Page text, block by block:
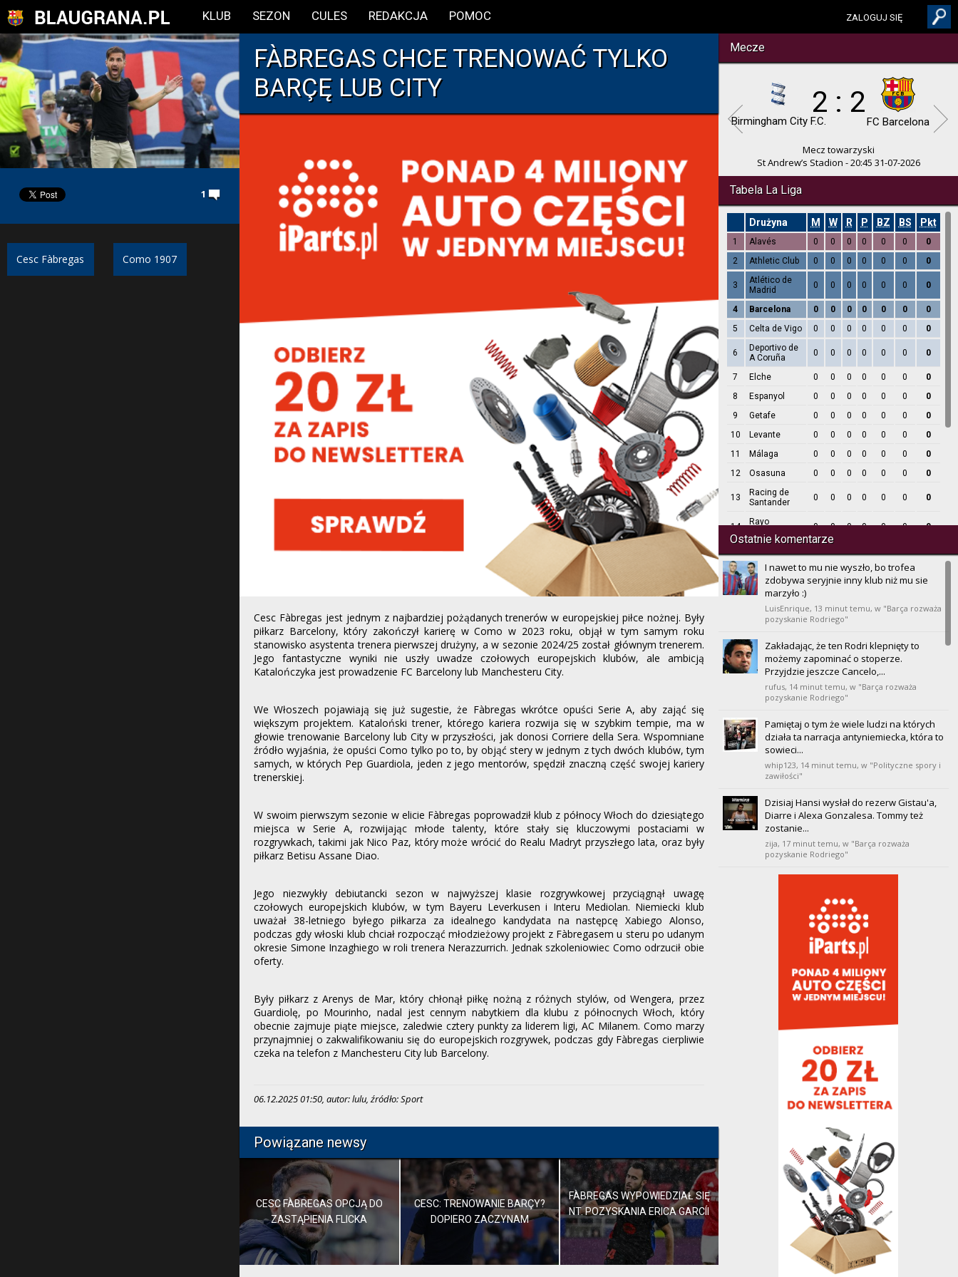
KLUB SEZON CULES REDAKCJA POMOC ZALOGUJ SIĘ
1
Cesc Fàbregas Como 1907
FÀBREGAS CHCE TRENOWAĆ TYLKO
BARÇĘ LUB CITY
Cesc Fàbregas jest jednym z najbardziej pożądanych trenerów w europejskiej piłce nożnej. Były
piłkarz Barcelony, który zakończył karierę w Como w 2023 roku, objął w tym samym roku
stanowisko asystenta trenera pierwszej drużyny, a w sezonie 2024/25 został głównym trenerem.
Jego fantastyczne wyniki nie uszły uwadze czołowych europejskich klubów, ale ambicją
Katalończyka jest prowadzenie FC Barcelony lub Manchesteru City.
We Włoszech pojawiają się już sugestie, że Fàbregas wkrótce opuści Serie A, aby zająć się
większym projektem. Kataloński trener, którego kariera rozwija się w szybkim tempie, ma w
głowie trenowanie Barcelony lub City w przyszłości, jak donosi Corriere della Sera. Wspomniane
źródło wyjaśnia, że ​​opuści Como tylko po to, by objąć stery w jednym z tych dwóch klubów, tym
samych, w których Pep Guardiola, jeden z jego mentorów, spędził znaczną część swojej kariery
trenerskiej.
W swoim pierwszym sezonie w elicie Fàbregas poprowadził klub z północy Włoch do dziesiątego
miejsca w Serie A, rozwijając młode talenty, które stały się kluczowymi postaciami w
rozgrywkach, takimi jak Nico Paz, który może wrócić do Realu Madryt przyszłego lata, oraz były
piłkarz Betisu Assane Diao.
Jego niezwykły debiutancki sezon w najwyższej klasie rozgrywkowej przyciągnął uwagę
czołowych europejskich klubów, w tym Bayeru Leverkusen i Interu Mediolan. Niemiecki klub
uważał 38-letniego byłego piłkarza za idealnego kandydata na następcę Xabiego Alonso,
podczas gdy włoski klub chciał rozpocząć młodzieżowy projekt z Fàbregasem u steru po udanym
okresie Simone Inzaghiego w roli trenera Nerazzurrich. Jednak szkoleniowiec Como odrzucił obie
oferty.
Były piłkarz z Arenys de Mar, który chłonął piłkę nożną z różnych stylów, od Wengera, przez
Guardiolę, po Mourinho, nadal jest cennym nabytkiem dla klubu z północnych Włoch, który
obecnie zajmuje piąte miejsce, zaledwie cztery punkty za liderem ligi, AC Milanem. Como marzy
przynajmniej o zakwalifikowaniu się do europejskich rozgrywek, podczas gdy Fàbregas cierpliwie
czeka na telefon z Manchesteru City lub Barcelony.
06.12.2025 01:50, autor: lulu, źródło: Sport
Powiązane newsy
CESC FÀBREGAS OPCJĄ DO
ZASTĄPIENIA FLICKA
CESC: TRENOWANIE BARÇY?
DOPIERO ZACZYNAM
FÀBREGAS WYPOWIEDZIAŁ SIĘ
NT. POZYSKANIA ERICA GARCÍI
Mecze
Birmingham City F.C. FC Barcelona
2 : 2
Mecz towarzyski
St Andrew’s Stadion - 20:45 31-07-2026
Tabela La Liga
Drużyna M W R P BZ BS Pkt
1 Alavés 0 0 0 0 0 0
0
2
Athletic Club 0 0 0 0 0 0 0
3
Atlético de
Madrid
0 0 0 0 0 0 0
4 Barcelona 0 0 0 0 0 0
0
5
Celta de Vigo 0 0 0 0 0 0 0
6
Deportivo de
A Coruña
0 0 0 0 0 0 0
7 Elche 0 0 0 0 0 0
0
8
Espanyol 0 0 0 0 0 0
0
9
Getafe 0 0 0 0 0 0
0
10
Levante 0 0 0 0 0 0
0
11
Málaga 0 0 0 0 0 0
0
12
Osasuna 0 0 0 0 0 0 0
13
Racing de
Santander
0 0 0 0 0 0 0
14
Rayo
0 0 0 0 0 0 0
16
Real Madrid 0 0 0 0 0 0
17
Real
Sociedad
Sevilla 0 0 0
19
Valencia
20
Villarreal 0 0 0 0 0
Ostatnie komentarze
I nawet to mu nie wyszło, bo trofea
zdobywa seryjnie inny klub niż mu sie
marzyło :)
LuisEnrique, 13 minut temu, w "Barça rozważa
pozyskanie Rodriego"
Zakładając, że ten Rodri klepnięty to
możemy zapominać o stoperze.
Przyjdzie jeszcze Cancelo,...
rufus, 14 minut temu, w "Barça rozważa
pozyskanie Rodriego"
Pamiętaj o tym że wiele ludzi na których
działa ta narracja antyniemiecka, która to
sowieci...
whip123, 14 minut temu, w "Polityczne spory i
zawiłości"
Dzisiaj Hansi wysłał do rezerw Gistau'a,
Diarre i Alexa Gonzalesa. Tommy też
zostanie...
zija, 17 minut temu, w "Barça rozważa
pozyskanie Rodriego"
33 minuty temu
pozyskanie Rodriego"
kaczyński miał taki wpływ,że mu tusk jak
twierdzą pisowcy podsunął premiera :)
, w "Polityczne spory i
zawiłości"
Ropa kosztuje w PLN mniej więcej tyle
Kaczyński wtedy...
spory i zawiłości"
co pan poradzisz,tak mają i tyle. ale nie
przejmowałbym się takimi. zwłaszcza,że
pozyskanie Rodriego"
tę sytuację geopolityczną ktoś stworzył.
weź sobie poczytaj choć podręcznik z
liceum...
godzinę temu, w "Polityczne spory i
urocze :)
waldos,godzinę temu
, w "Polityczne spory i